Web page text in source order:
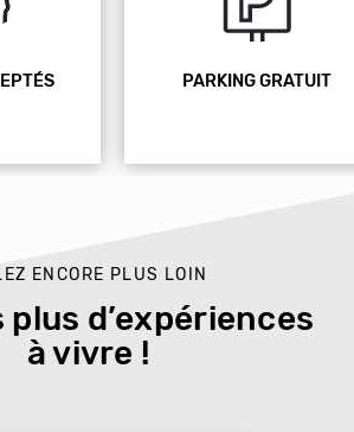
PARKING GRATUIT
ENCORE PLUS LOIN
d’expériences
à vivre !